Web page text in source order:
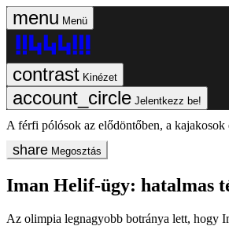
Menü
Kinézet
Jelentkezz be!
A férfi pólósok az elődöntőben, a
Megosztás
Iman Helif-ügy: hatalmas
Az olimpia legnagyobb botránya lett, hogy